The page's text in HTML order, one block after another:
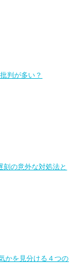
判が多い？
刻の意外な対処法と
かを見分ける４つの